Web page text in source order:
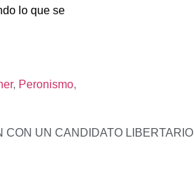
lo que se
, Peronismo
UN CANDIDATO LIBERTARIO